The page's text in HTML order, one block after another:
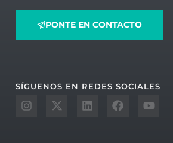
PONTE EN CONTACTO
SÍGUENOS EN REDES SOCIALES